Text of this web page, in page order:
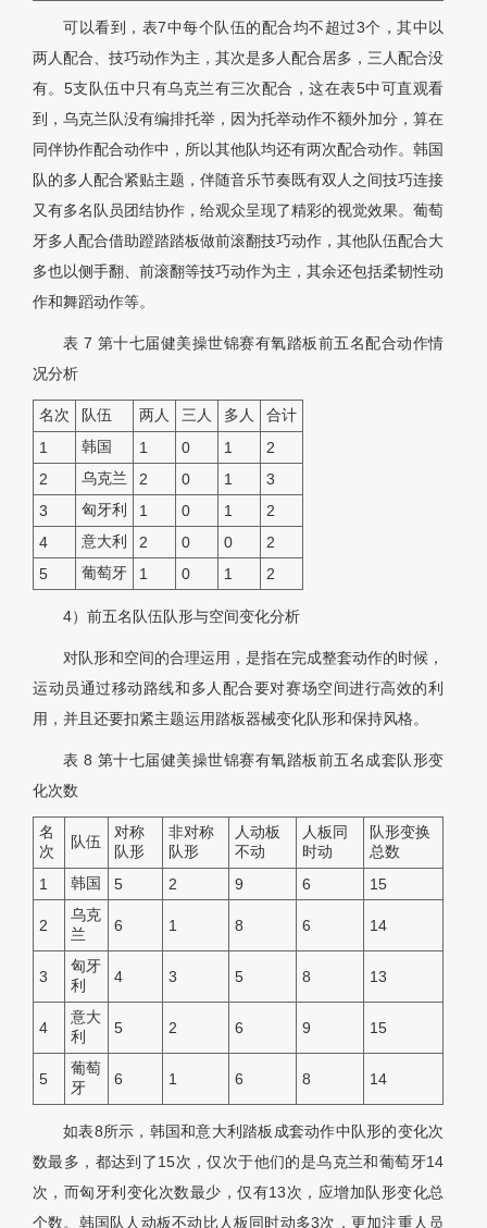
可以看到，表7中每个队伍的配合均不超过3个，其中以
两人配合、技巧动作为主，其次是多人配合居多，三人配合没
有。5支队伍中只有乌克兰有三次配合，这在表5中可直观看
到，乌克兰队没有编排托举，因为托举动作不额外加分，算在
同伴协作配合动作中，所以其他队均还有两次配合动作。韩国
队的多人配合紧贴主题，伴随音乐节奏既有双人之间技巧连接
又有多名队员团结协作，给观众呈现了精彩的视觉效果。葡萄
牙多人配合借助蹬踏踏板做前滚翻技巧动作，其他队伍配合大
多也以侧手翻、前滚翻等技巧动作为主，其余还包括柔韧性动
作和舞蹈动作等。
表 7 第十七届健美操世锦赛有氧踏板前五名配合动作情
况分析
名次 队伍 两人 三人 多人
合计
1
韩国 1 0 1
2
2
乌克兰 2 0 1
3
3
匈牙利 1 0 1
2
4
意大利 2 0 0
2
5
葡萄牙 1 0 1 2
4）前五名队伍队形与空间变化分析
对队形和空间的合理运用，是指在完成整套动作的时候，
运动员通过移动路线和多人配合要对赛场空间进行高效的利
用，并且还要扣紧主题运用踏板器械变化队形和保持风格。
表 8 第十七届健美操世锦赛有氧踏板前五名成套队形变
化次数
名
次
队伍
对称
队形
非对称
队形
人动板
不动
人板同
时动
队形变换
总数
1
韩国 5 2 9 6 15
2
乌克
兰
6 1 8 6 14
3
匈牙
利
4 3 5 8 13
4
意大
利
5 2 6 9 15
5
葡萄
牙
6 1 6 8 14
如表8所示，韩国和意大利踏板成套动作中队形的变化次
数最多，都达到了15次，仅次于他们的是乌克兰和葡萄牙14
次，而匈牙利变化次数最少，仅有13次，应增加队形变化总
个数。韩国队人动板不动比人板同时动多3次，更加注重人员